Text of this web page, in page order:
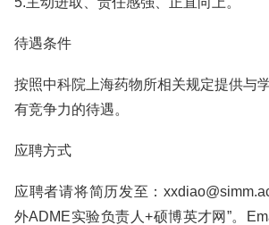
待遇条件
按照中科院上海药物所相关规定提供与
有竞争力的待遇。
应聘方式
应聘者请将简历发至：
外ADME实验负责人+硕博英才网”。